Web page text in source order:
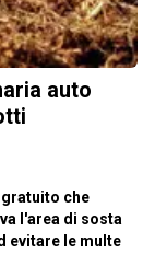
auto
che
l'area di sosta
evitare le multe